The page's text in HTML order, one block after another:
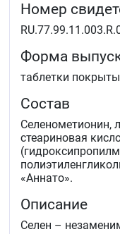
Номер
Форма
таблетки
Состав
Селенометионин,
стеариновая
«Аннато».
Описание
Селен –